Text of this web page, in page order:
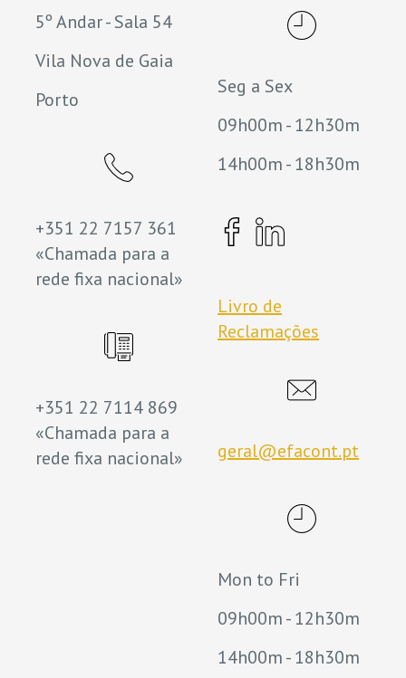
5º Andar - Sala 54
Vila Nova de Gaia
Porto
+351 22 7157 361
«Chamada para a
rede fixa nacional»
+351 22 7114 869
«Chamada para a
rede fixa nacional»
Seg a Sex
09h00m - 12h30m
14h00m - 18h30m
Livro de
Reclamações
geral@efacont.pt
Mon to Fri
09h00m - 12h30m
14h00m - 18h30m